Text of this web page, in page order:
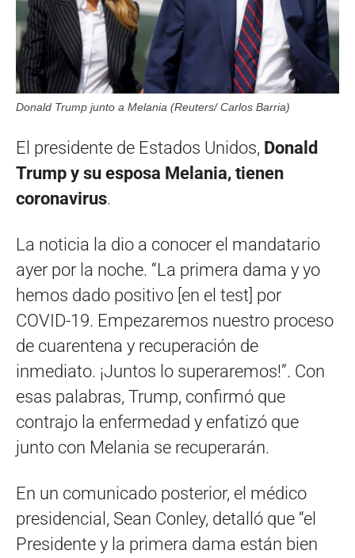
Donald Trump junto a Melania (Reuters/ Carlos Barria)
El presidente de Estados Unidos, Donald
Trump y su esposa Melania, tienen
coronavirus.
La noticia la dio a conocer el mandatario
ayer por la noche. “La primera dama y yo
hemos dado positivo [en el test] por
COVID-19. Empezaremos nuestro proceso
de cuarentena y recuperación de
inmediato. ¡Juntos lo superaremos!”. Con
esas palabras, Trump, confirmó que
contrajo la enfermedad y enfatizó que
junto con Melania se recuperarán.
En un comunicado posterior, el médico
presidencial, Sean Conley, detalló que “el
Presidente y la primera dama están bien